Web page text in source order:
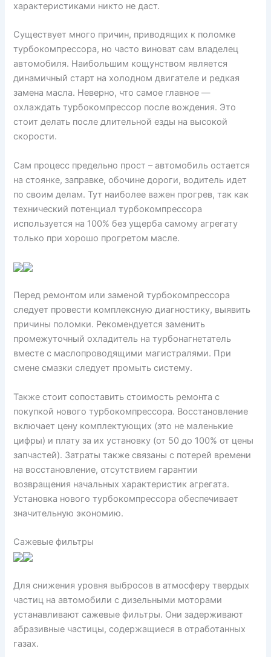
характеристиками никто не даст.
Существует много причин, приводящих к поломке
турбокомпрессора, но часто виноват сам владелец
автомобиля. Наибольшим кощунством является
динамичный старт на холодном двигателе и редкая
замена масла. Неверно, что самое главное —
охлаждать турбокомпрессор после вождения. Это
стоит делать после длительной езды на высокой
скорости.
Сам процесс предельно прост – автомобиль остается
на стоянке, заправке, обочине дороги, водитель идет
по своим делам. Тут наиболее важен прогрев, так как
технический потенциал турбокомпрессора
используется на 100% без ущерба самому агрегату
только при хорошо прогретом масле.
Перед ремонтом или заменой турбокомпрессора
следует провести комплексную диагностику, выявить
причины поломки. Рекомендуется заменить
промежуточный охладитель на турбонагнетатель
вместе с маслопроводящими магистралями. При
смене смазки следует промыть систему.
Также стоит сопоставить стоимость ремонта с
покупкой нового турбокомпрессора. Восстановление
включает цену комплектующих (это не маленькие
цифры) и плату за их установку (от 50 до 100% от цены
запчастей). Затраты также связаны с потерей времени
на восстановление, отсутствием гарантии
возвращения начальных характеристик агрегата.
Установка нового турбокомпрессора обеспечивает
значительную экономию.
Сажевые фильтры
Для снижения уровня выбросов в атмосферу твердых
частиц на автомобили с дизельными моторами
устанавливают сажевые фильтры. Они задерживают
абразивные частицы, содержащиеся в отработанных
газах.